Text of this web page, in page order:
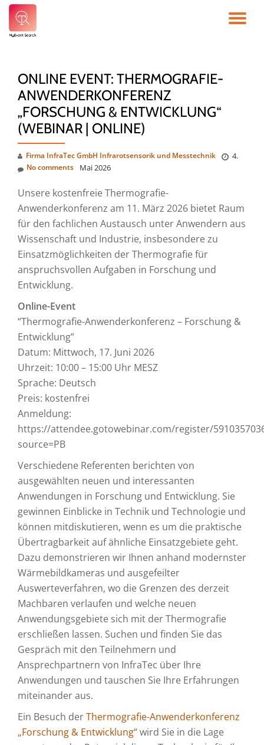
Skip
ONLINE EVENT: THERMOGRAFIE-
ANWENDERKONFERENZ
„FORSCHUNG & ENTWICKLUNG“
(WEBINAR | ONLINE)
Firma InfraTec GmbH Infrarotsensorik und Messtechnik
4.
Mai 2026
No comments
Unsere kostenfreie Thermografie-
Anwenderkonferenz am 11. März 2026 bietet Raum
für den fachlichen Austausch unter Anwendern aus
Wissenschaft und Industrie, insbesondere zu
Einsatzmöglichkeiten der Thermografie für
anspruchsvollen Aufgaben in Forschung und
Entwicklung.
Online-Event
“Thermografie-Anwenderkonferenz – Forschung &
Entwicklung”
Datum: Mittwoch, 17. Juni 2026
Uhrzeit: 10:00 – 15:00 Uhr MESZ
Sprache: Deutsch
Preis: kostenfrei
Anmeldung:
https://attendee.gotowebinar.com/register/
source=PB
Verschiedene Referenten berichten von
ausgewählten neuen und interessanten
Anwendungen in Forschung und Entwicklung. Sie
gewinnen Einblicke in Technik und Technologie und
können mitdiskutieren, wenn es um die praktische
Übertragbarkeit auf ähnliche Einsatzgebiete geht.
Dazu demonstrieren wir Ihnen anhand modernster
Wärmebildkameras und ausgefeilter
Auswerteverfahren, wo die Grenzen des derzeit
Machbaren verlaufen und welche neuen
Anwendungsgebiete sich mit der Thermografie
erschließen lassen. Suchen und finden Sie das
Gespräch mit den Teilnehmern und
Ansprechpartnern von InfraTec über Ihre
Anwendungen und tauschen Sie Ihre Erfahrungen
miteinander aus.
Ein Besuch derThermografie-Anwenderkonferenz
„Forschung & Entwicklung“wird Sie in die Lage